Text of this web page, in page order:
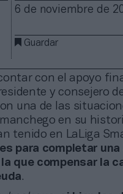
6 de noviembre de
Guardar
con el apoyo
y consejero
una de las
en su
tenido en LaLiga
para completar una
que compensar la
.